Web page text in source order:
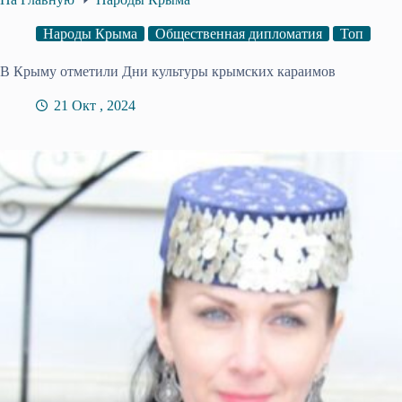
Народы Крыма Общественная дипломатия Топ
В Крыму отметили Дни культуры крымских караимов
21 Окт , 2024